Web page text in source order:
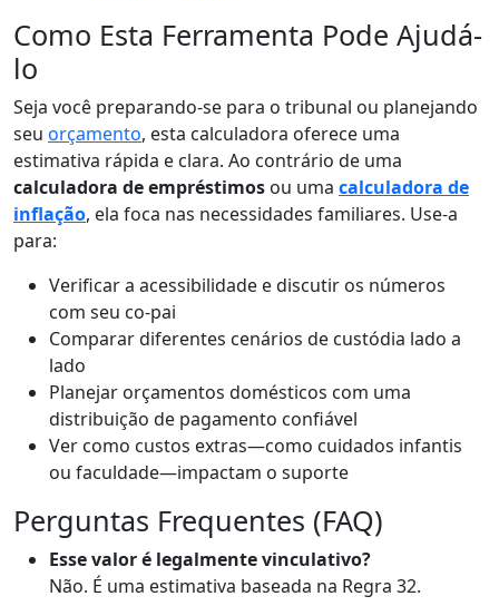
Como Esta Ferramenta Pode Ajudá-
lo
Seja você preparando-se para o tribunal ou planejando
seu orçamento, esta calculadora oferece uma
estimativa rápida e clara. Ao contrário de uma
calculadora de empréstimos ou uma calculadora de
inflação, ela foca nas necessidades familiares. Use-a
para:
Verificar a acessibilidade e discutir os números
com seu co-pai
Comparar diferentes cenários de custódia lado a
lado
Planejar orçamentos domésticos com uma
distribuição de pagamento confiável
Ver como custos extras—como cuidados infantis
ou faculdade—impactam o suporte
Perguntas Frequentes (FAQ)
Esse valor é legalmente vinculativo?
Não. É uma estimativa baseada na Regra 32.